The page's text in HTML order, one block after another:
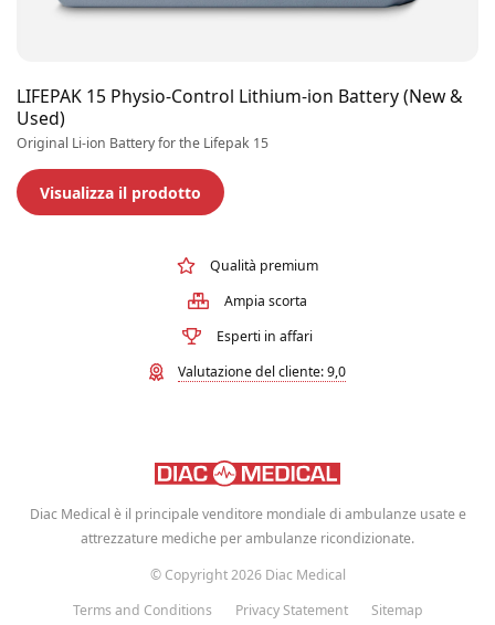
LIFEPAK 15 Physio-Control Lithium-ion Battery (New &
Used)
Original Li-ion Battery for the Lifepak 15
Visualizza il prodotto
Qualità premium
Ampia scorta
Esperti in affari
Valutazione del cliente: 9,0
Diac Medical è il principale venditore mondiale di ambulanze usate e
attrezzature mediche per ambulanze ricondizionate.
© Copyright 2026 Diac Medical
Terms and Conditions
Privacy Statement Sitemap